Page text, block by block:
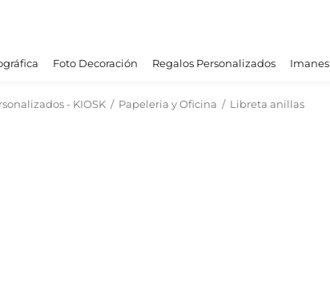
Foto Decoración Regalos Personalizados Imanes
- KIOSK / Papeleria y Oficina / Libreta anillas